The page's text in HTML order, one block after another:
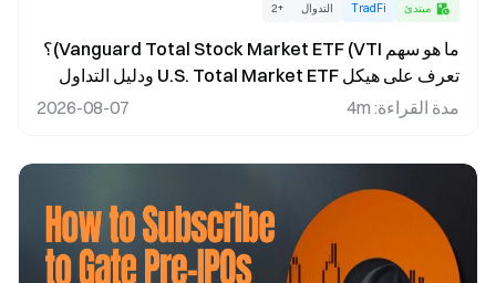
مبتدئ TradFi التدوال +
2
ما هو سهم Vanguard Total Stock Market ETF (VTI)؟
تعرف على هيكل U.S. Total Market ETF ودليل التداول
على Gate
مدة القراءة:
4m
2026-08-07